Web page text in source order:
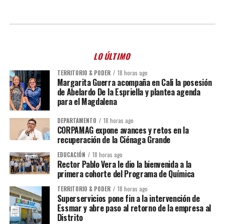
LO ÚLTIMO
TERRITORIO & PODER 18 horas ago
Margarita Guerra acompaña en Cali la posesión
de Abelardo De la Espriella y plantea agenda
para el Magdalena
DEPARTAMENTO 18 horas ago
CORPAMAG expone avances y retos en la
recuperación de la Ciénaga Grande
EDUCACIÓN 18 horas ago
Rector Pablo Vera le dio la bienvenida a la
primera cohorte del Programa de Química
TERRITORIO & PODER 18 horas ago
Superservicios pone fin a la intervención de
Essmar y abre paso al retorno de la empresa al
Distrito